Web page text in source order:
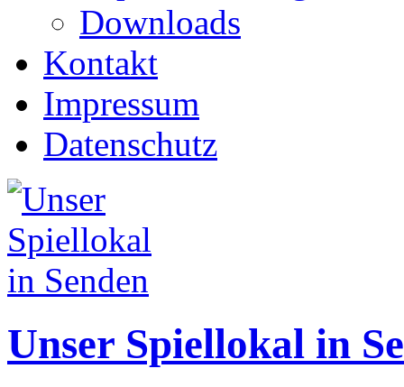
Downloads
Kontakt
Impressum
Datenschutz
Unser Spiellokal in